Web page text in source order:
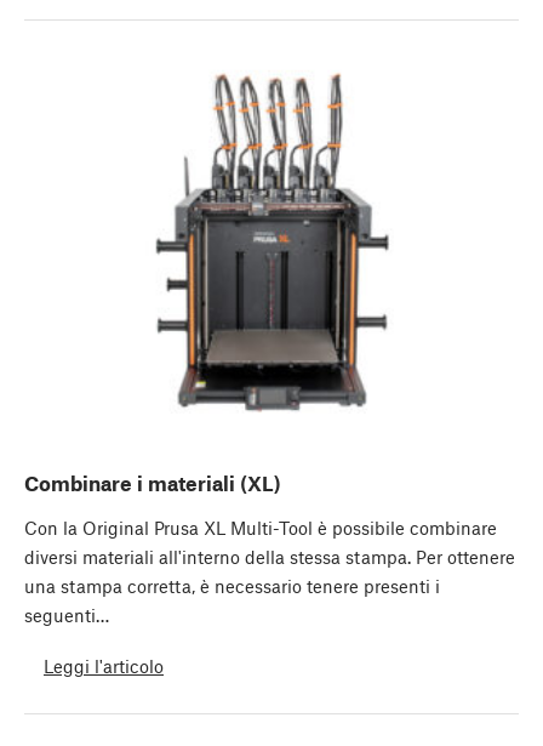
Combinare i materiali (XL)
Con la Original Prusa XL Multi-Tool è possibile combinare
diversi materiali all'interno della stessa stampa. Per ottenere
una stampa corretta, è necessario tenere presenti i
seguenti…
Leggi l'articolo